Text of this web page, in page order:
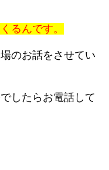
るんです。
のお話をさせてい
したらお電話して